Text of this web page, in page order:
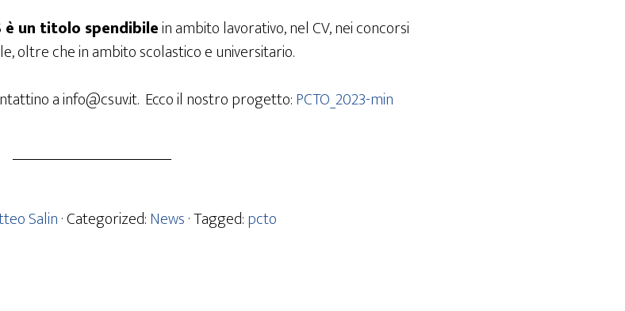
è un titolo spendibilein ambito lavorativo, nel CV, nei concorsi
oltre che in ambito scolastico e universitario.
a info@csuv.it. Ecco il nostro progetto:PCTO_2023-min
Salin· Categorized:News· Tagged:pcto